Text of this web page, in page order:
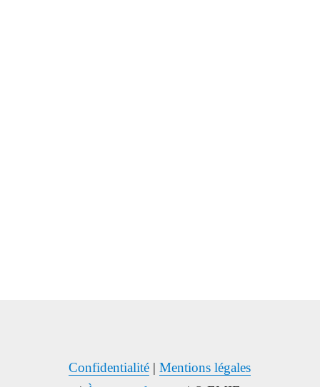
Confidentialité |Mentions légales